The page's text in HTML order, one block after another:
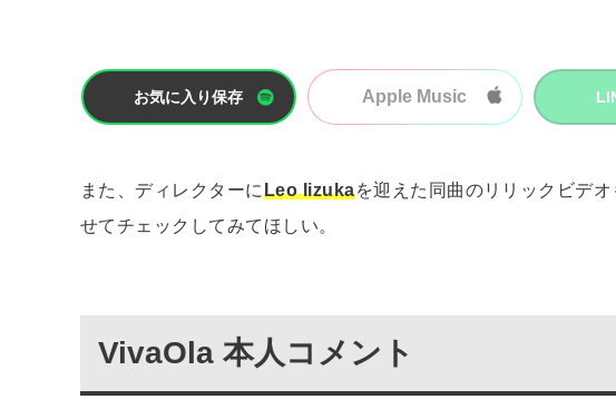
お気に入り保存 Apple Music
また、ディレクターにLeo Iizukaを迎えた同曲のリリックビデ
せてチェックしてみてほしい。
VivaOla 本人コメント